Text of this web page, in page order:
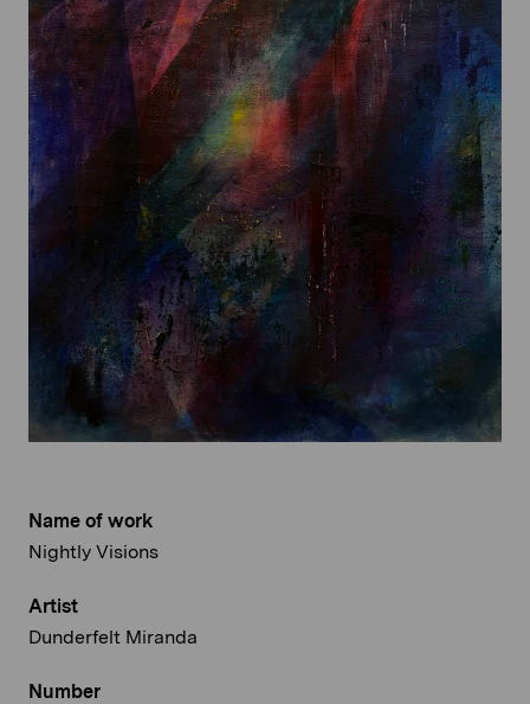
Name of work
Nightly Visions
Artist
Dunderfelt Miranda
Number